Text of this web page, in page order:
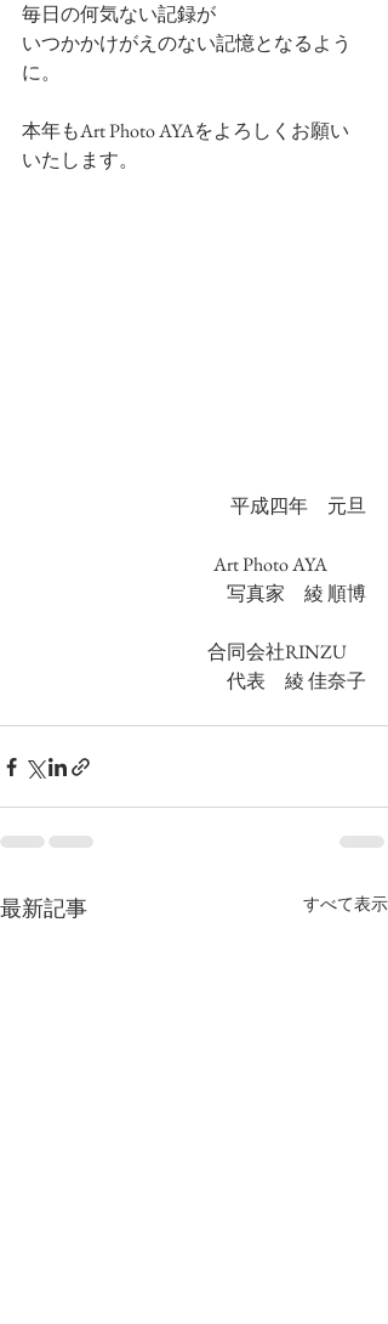
毎日の何気ない記録が
いつかかけがえのない記憶となるよう
に。
本年もArt Photo AYAをよろしくお願い
いたします。
平成四年　元旦
Art Photo AYA
写真家　綾 順博
合同会社RINZU
代表　綾 佳奈子
最新記事 すべて表示